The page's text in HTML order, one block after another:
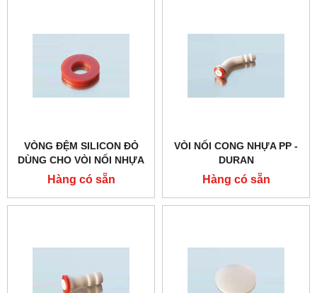
VÒNG ĐỆM SILICON ĐỎ
DÙNG CHO VÒI NỐI NHỰA
PP - DURAN
Hàng có sẵn
VÒI NỐI CONG NHỰA PP -
DURAN
Hàng có sẵn